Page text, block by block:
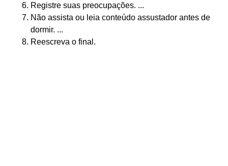
Registre suas preocupações. ...
Não assista ou leia conteúdo assustador antes de
dormir. ...
Reescreva o final.